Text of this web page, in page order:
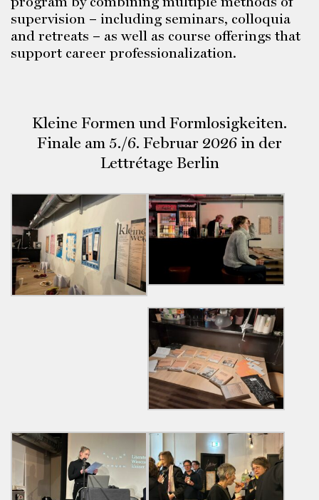
supervision – including seminars, colloquia
and retreats – as well as course offerings that
support career professionalization.
Kleine Formen und Formlosigkeiten.
Finale am 5./6. Februar 2026 in der
Lettrétage Berlin